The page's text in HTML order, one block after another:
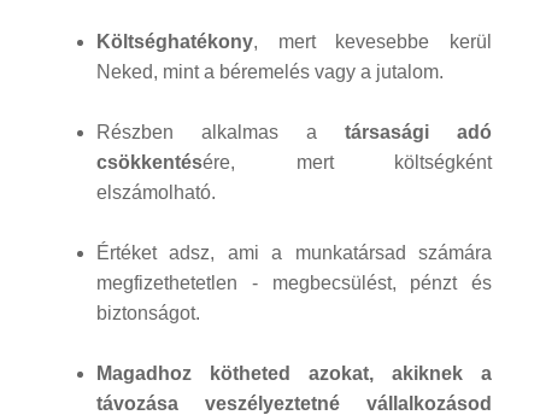
Költséghatékony, mert kevesebbe kerül
Neked, mint a béremelés vagy a jutalom.
Részben alkalmas a társasági adó
csökkentésére, mert költségként
elszámolható.
Értéket adsz, ami a munkatársad számára
megfizethetetlen - megbecsülést, pénzt és
biztonságot.
Magadhoz kötheted azokat, akiknek a
távozása veszélyeztetné vállalkozásod